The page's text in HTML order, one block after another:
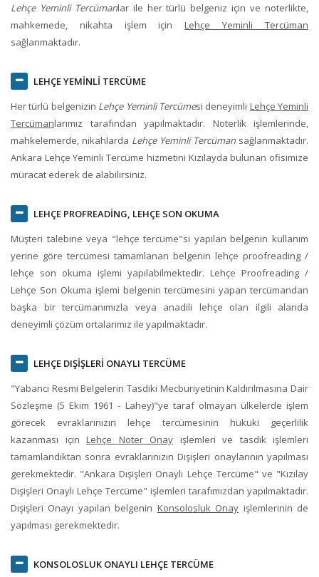
Lehçe Yeminli Tercümanlar ile her türlü belgeniz için ve noterlikte,
mahkemede, nikahta işlem içinLehçe Yeminli Tercüman
sağlanmaktadır.
LEHÇE YEMİNLİ TERCÜME
Her türlü belgenizin Lehçe Yeminli Tercümesi deneyimli Lehçe Yeminli
Tercümanlarımız tarafından yapılmaktadır. Noterlik işlemlerinde,
mahkelemerde, nikahlarda Lehçe Yeminli Tercüman sağlanmaktadır.
Ankara Lehçe Yeminli Tercüme hizmetini Kızılayda bulunan ofisimize
müracat ederek de alabilirsiniz.
LEHÇE PROFREADİNG, LEHÇE SON OKUMA
Müşteri talebine veya "lehçe tercüme"si yapılan belgenin kullanım
yerine göre tercümesi tamamlanan belgenin lehçe proofreading /
lehçe son okuma işlemi yapılabilmektedir. Lehçe Proofreading /
Lehçe Son Okuma işlemi belgenin tercümesini yapan tercümandan
başka bir tercümanımızla veya anadili lehçe olan ilgili alanda
deneyimli çözüm ortalarımız ile yapılmaktadır.
LEHÇE DIŞİŞLERİ ONAYLI TERCÜME
"Yabancı Resmi Belgelerin Tasdiki Mecburiyetinin Kaldırılmasına Dair
Sözleşme (5 Ekim 1961 - Lahey)"ye taraf olmayan ülkelerde işlem
görecek evraklarınızın lehçe tercümesinin hukuki geçerlilik
kazanması için Lehçe Noter Onay işlemleri ve tasdik işlemleri
tamamlandıktan sonra evraklarınızın Dışişleri onaylarının yapılması
gerekmektedir. "Ankara Dışişleri Onaylı Lehçe Tercüme" ve "Kızılay
Dışişleri Onaylı Lehçe Tercüme" işlemleri tarafımızdan yapılmaktadır.
Dışişleri Onayı yapılan belgenin Konsolosluk Onay işlemlerinin de
yapılması gerekmektedir.
KONSOLOSLUK ONAYLI LEHÇE TERCÜME